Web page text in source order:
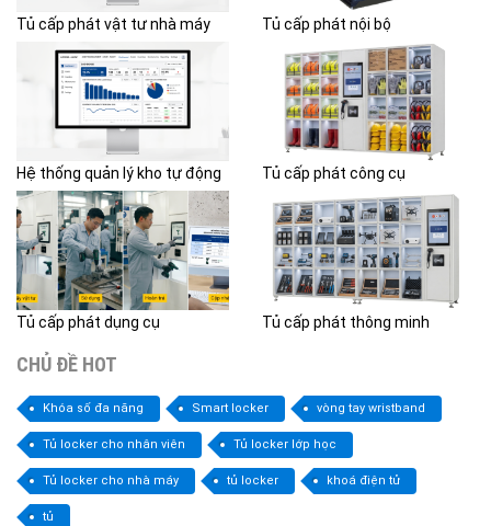
Tủ cấp phát vật tư nhà máy Tủ cấp phát nội bộ
Hệ thống quản lý kho tự động Tủ cấp phát công cụ
Tủ cấp phát dụng cụ Tủ cấp phát thông minh
CHỦ ĐỀ HOT
Khóa số đa năng Smart locker vòng tay wristband
Tủ locker cho nhân viên Tủ locker lớp học
Tủ locker cho nhà máy tủ locker khoá điện tử
tủ